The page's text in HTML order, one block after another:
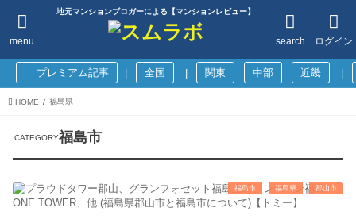
地元マンションブロガーによる【マンションレビュー】
ログイン
search
menu
プレミアム記事 全国 関東 中部 近畿
HOME 福島県
福島市
福島市 福島県 郡山市